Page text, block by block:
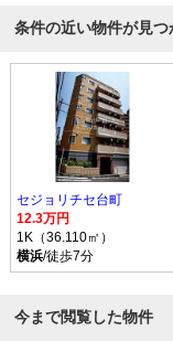
条件の近い物件が見つ
セジョリチセ台町
12.3万円
1K（36.110㎡）
横浜/徒歩7分
今まで閲覧した物件